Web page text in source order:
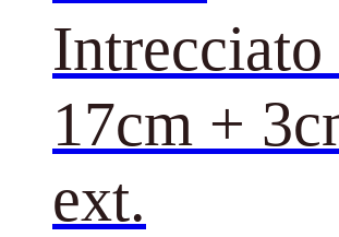
Intrecciato
17cm +
ext.